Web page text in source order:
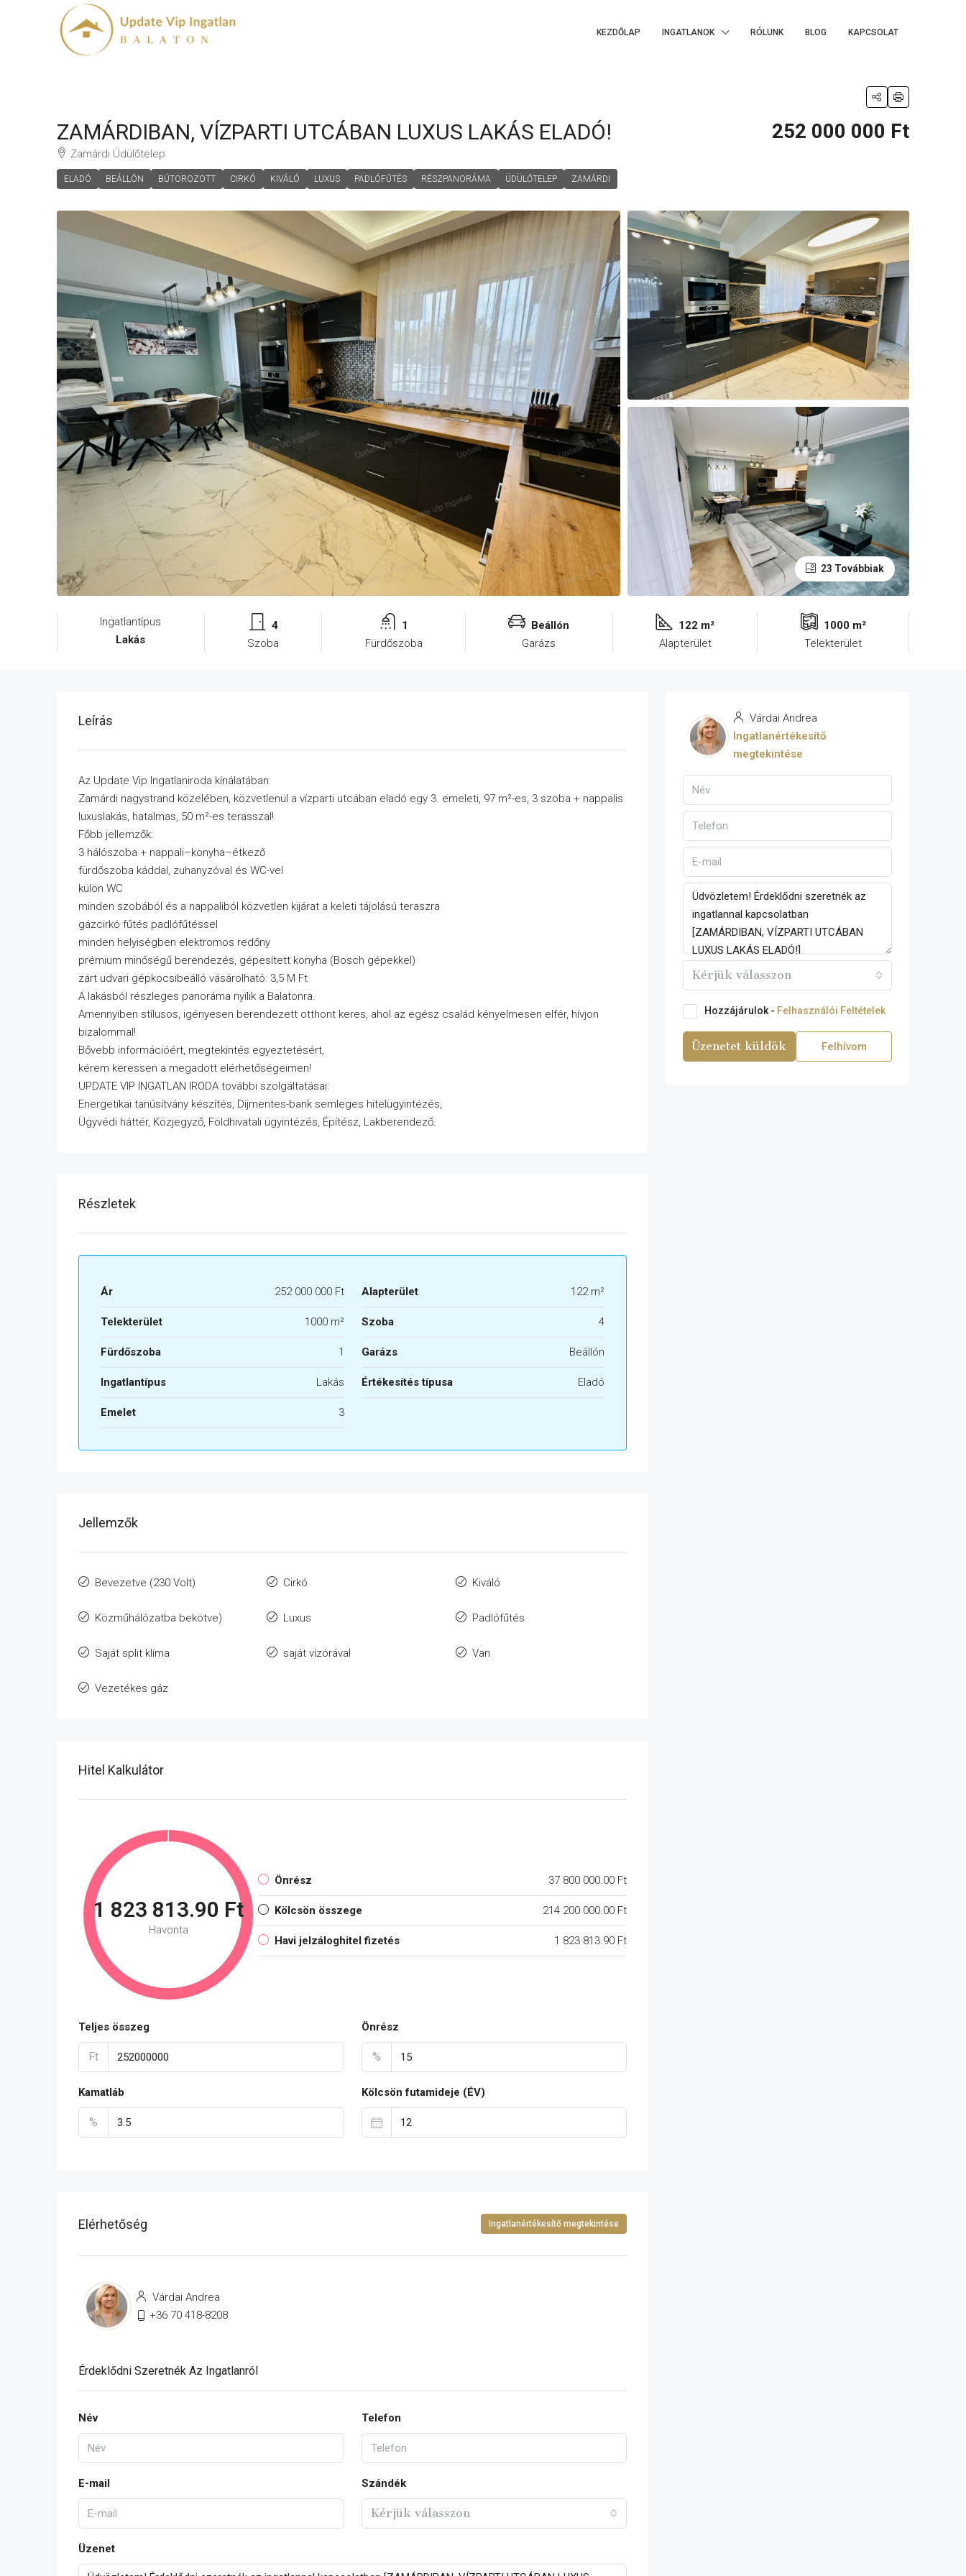
KEZDŐLAP INGATLANOK RÓLUNK BLOG KAPCSOLAT
ZAMÁRDIBAN, VÍZPARTI UTCÁBAN LUXUS LAKÁS ELADÓ!
Zamárdi Üdülőtelep
ELADÓ BEÁLLÓN BÚTOROZOTT CIRKÓ KIVÁLÓ LUXUS PADLÓFŰTÉS RÉSZPANORÁMA ÜDÜLŐTELEP ZAMÁRDI
252 000 000 Ft
23 Továbbiak
Ingatlantípus
Lakás
4
Szoba
1
Fürdőszoba
Beállón
Garázs
122 m²
Alapterület
1000 m²
Telekterület
Leírás
Az Update Vip Ingatlaniroda kínálatában:
Zamárdi nagystrand közelében, közvetlenül a vízparti utcában eladó egy 3. emeleti, 97 m²-es, 3 szoba + nappalis
luxuslakás, hatalmas, 50 m²-es terasszal!
Főbb jellemzők:
3 hálószoba + nappali–konyha–étkező
fürdőszoba káddal, zuhanyzóval és WC-vel
külön WC
minden szobából és a nappaliból közvetlen kijárat a keleti tájolású teraszra
gázcirkó fűtés padlófűtéssel
minden helyiségben elektromos redőny
prémium minőségű berendezés, gépesített konyha (Bosch gépekkel)
zárt udvari gépkocsibeálló vásárolható: 3,5 M Ft
A lakásból részleges panoráma nyílik a Balatonra.
Amennyiben stílusos, igényesen berendezett otthont keres, ahol az egész család kényelmesen elfér, hívjon
bizalommal!
Bővebb információért, megtekintés egyeztetésért,
kérem keressen a megadott elérhetőségeimen!
UPDATE VIP INGATLAN IRODA további szolgáltatásai:
Energetikai tanúsítvány készítés, Díjmentes-bank semleges hitelügyintézés,
Ügyvédi háttér, Közjegyző, Földhivatali ügyintézés, Építész, Lakberendező.
Részletek
Ár 252 000 000 Ft Alapterület 122 m²
Telekterület 1000 m² Szoba 4
Fürdőszoba 1 Garázs Beállón
Ingatlantípus Lakás Értékesítés típusa Eladó
Emelet 3
Jellemzők
Bevezetve (230 Volt) Cirkó Kiváló
Közműhálózatba bekötve) Luxus Padlófűtés
Saját split klíma saját vízórával Van
Vezetékes gáz
Hitel Kalkulátor
1 823 813.90 Ft
Havonta
Önrész 37 800 000.00 Ft
Kölcsön összege 214 200 000.00 Ft
Havi jelzáloghitel fizetés 1 823 813.90 Ft
Teljes összeg
Ft
Önrész
%
Kamatláb
%
Kölcsön futamideje (ÉV)
Elérhetőség Ingatlanértékesítő megtekintése
Várdai Andrea
+36 70 418-8208
Érdeklődni Szeretnék Az Ingatlanról
Név Telefon
E-mail Szándék
Kérjük válasszon
Üzenet
Várdai Andrea
Ingatlanértékesítő
megtekintése
Kérjük válasszon
Hozzájárulok - Felhasználói Feltételek
Üzenetet küldök Felhívom